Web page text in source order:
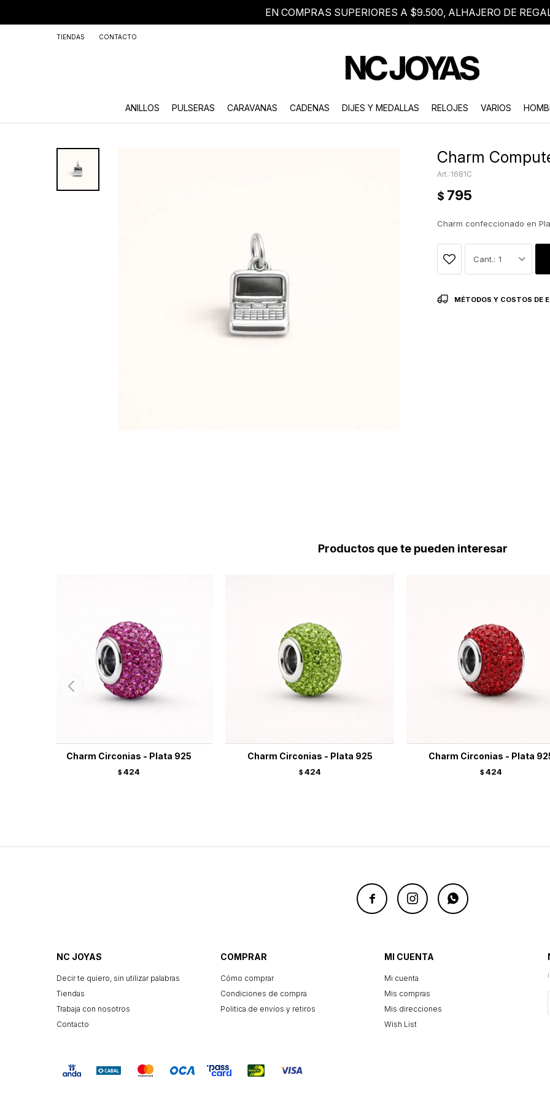
EN COMPRAS SUPERIORES A $9.500, ALHAJERO DE
ANILLOS PULSERAS CARAVANAS CADENAS DIJES Y MEDALLAS RELOJES VARIOS
TIENDAS CONTACTO
Charm
1681C
$ 795
Charm confeccionado en
1
MÉTODOS Y COSTOS DE
Productos que te pueden interesar
Charm Circonias - Plata 925
$ 424
Charm Circonias - Plata 925
$ 424
Charm Circonias - Plata
$ 424
  
NC JOYAS
Decir te quiero, sin utilizar palabras
Tiendas
Trabaja con nosotros
Contacto
COMPRAR
Cómo comprar
Condiciones de compra
Politica de envíos y retiros
MI CUENTA
Mi cuenta
Mis compras
Mis direcciones
Wish List